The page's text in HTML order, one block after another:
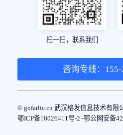
扫一扫，联系我们
咨询专线：
© gofarlic.cn 武汉格发信息技术有限
鄂ICP备18026411号-2 -鄂公网安备